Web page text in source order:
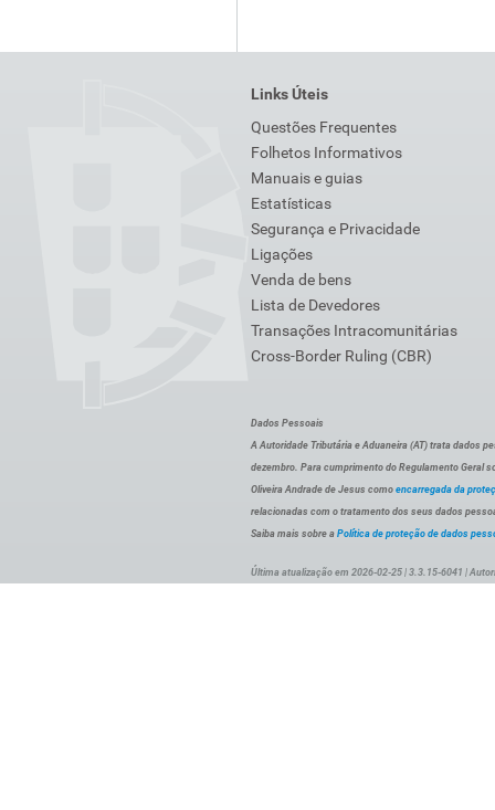
Links Úteis
Questões Frequentes
Folhetos Informativos
Manuais e guias
Estatísticas
Segurança e Privacidade
Ligações
Venda de bens
Lista de Devedores
Transações Intracomunitárias
Cross-Border Ruling (CBR)
Dados Pessoais
A Autoridade Tributária e Aduaneira (AT) trata dados
dezembro. Para cumprimento do Regulamento Geral
Oliveira Andrade de Jesus como encarregada da
relacionadas com o tratamento dos seus dados
Saiba mais sobre a Política de proteção de dados
Última atualização em 2026-02-25 | 3.3.15-6041 |